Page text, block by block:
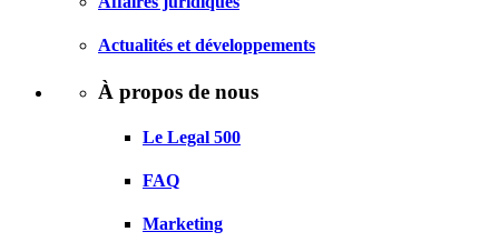
Actualités et développements
À propos de nous
Le Legal 500
FAQ
Marketing